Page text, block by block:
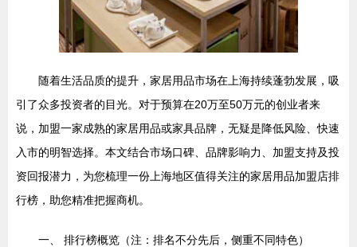
随着生活品质的提升，家居用品市场在上海持续蓬勃发展，吸
引了众多投资者的目光。对于预算在20万至50万元的创业者来
说，加盟一家成熟的家居用品或家具品牌，无疑是降低风险、快速
入市的明智选择。本文结合市场口碑、品牌影响力、加盟支持及投
资回报潜力，为您梳理一份上海地区值得关注的家居用品加盟店排
行榜，助您精准把握商机。
一、 排行榜概览（注：排名不分先后，侧重不同特色）